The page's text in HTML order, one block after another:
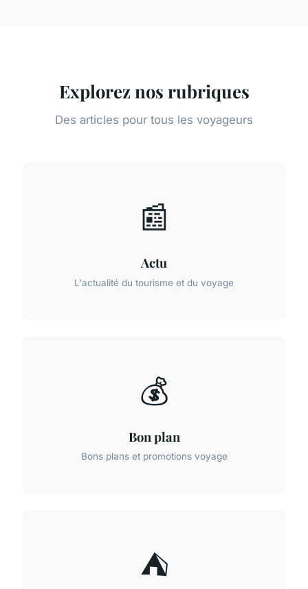
Explorez nos rubriques
Des articles pour tous les voyageurs
📰
Actu
L'actualité du tourisme et du voyage
💰
Bon plan
Bons plans et promotions voyage
⛺